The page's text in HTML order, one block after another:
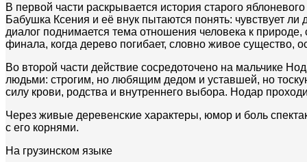
В первой части раскрывается история старого
Бабушка Ксения и её внук пытаются понять: чувствует
диалог поднимается тема отношения человека к природе,
финала, когда дерево погибает, словно живое существо,
Во второй части действие сосредоточено на мальчике
людьми: строгим, но любящим дедом и уставшей, но
силу крови, родства и внутреннего выбора. Нодар
Через живые деревенские характеры, юмор и боль
с его корнями.
На грузинском языке